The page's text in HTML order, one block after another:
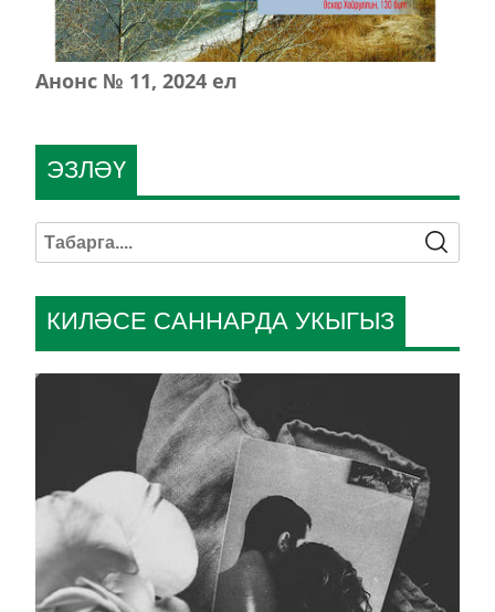
Анонс № 11, 2024 ел
КИЛӘСЕ САННАРДА УКЫГЫЗ
ЭЗЛӘҮ